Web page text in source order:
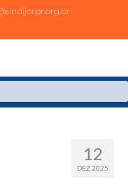
12
DEZ 2025